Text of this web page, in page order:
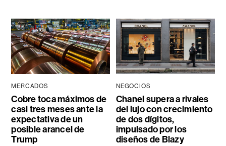
MERCADOS
Cobre toca máximos de
casi tres meses ante la
expectativa de un
posible arancel de
Trump
NEGOCIOS
Chanel supera a rivales
del lujo con crecimiento
de dos dígitos,
impulsado por los
diseños de Blazy